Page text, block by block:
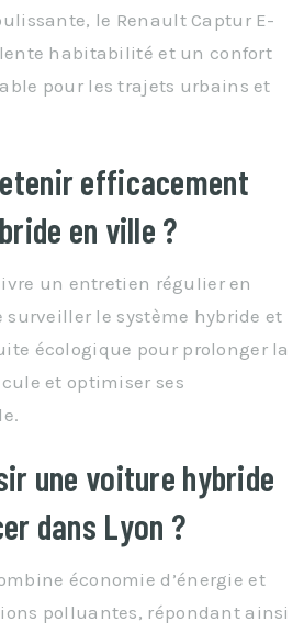
le Renault Captur E-
habitabilité et un confort
pour les trajets urbains et
efficacement
en ville ?
un entretien régulier en
surveiller le système hybride et
écologique pour prolonger la
et optimiser ses
une voiture hybride
dans Lyon ?
économie d’énergie et
polluantes, répondant ainsi